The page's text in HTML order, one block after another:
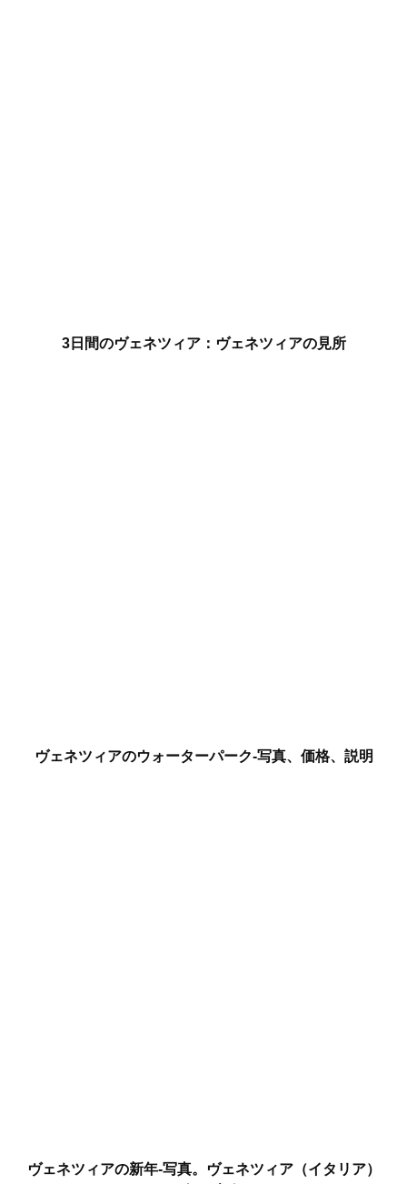
3日間のヴェネツィア：ヴェネツィアの見所
ヴェネツィアのウォーターパーク-写真、価格、説明
ヴェネツィアの新年-写真。ヴェネツィア（イタリア）